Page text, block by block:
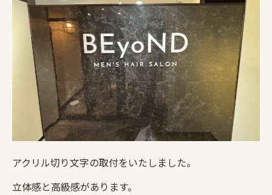
アクリル切り文字の取付をいたしました。
立体感と高級感があります。